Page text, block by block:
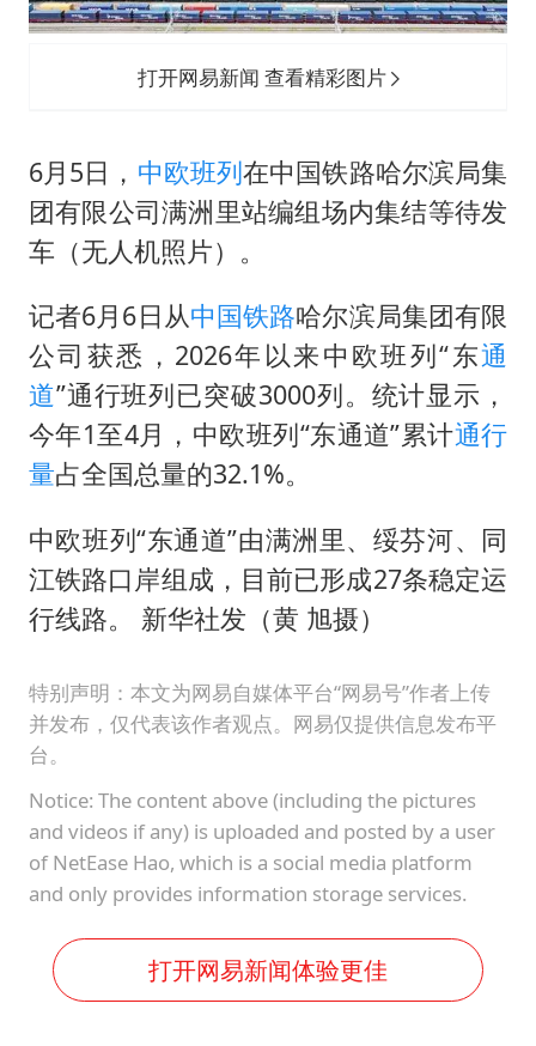
几元成本的AI广告导致千万市值蒸发
老挝国会主席赛宋蓬逝世
打开网易新闻 查看精彩图片
6月5日， 中欧班列在中国铁路哈尔滨局集
团有限公司满洲里站编组场内集结等待发
车（无人机照片）。
记者6月6日从中国铁路哈尔滨局集团有限
公司获悉，2026年以来中欧班列“东通
道”通行班列已突破3000列。统计显示，
今年1至4月，中欧班列“东通道”累计通行
量占全国总量的32.1%。
中欧班列“东通道”由满洲里、绥芬河、同
江铁路口岸组成，目前已形成27条稳定运
行线路。 新华社发（黄 旭摄）
特别声明：本文为网易自媒体平台“网易号”作者上传
并发布，仅代表该作者观点。网易仅提供信息发布平
台。
Notice: The content above (including the pictures
and videos if any) is uploaded and posted by a user
of NetEase Hao, which is a social media platform
and only provides information storage services.
打开网易新闻体验更佳